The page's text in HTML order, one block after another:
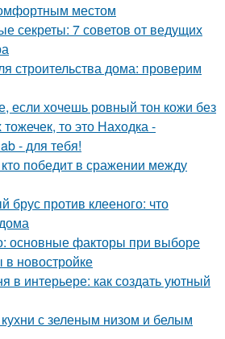
местом
секреты: 7 советов от ведущих
строительства дома: проверим
если хочешь ровный тон кожи без
то это Находка -
- для тебя!
победит в сражении между
против клееного: что
основные факторы при выборе
в новостройке
в интерьере: как создать уютный
с зеленым низом и белым